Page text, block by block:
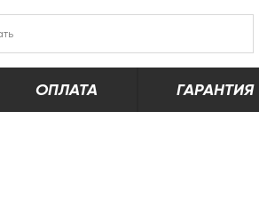
ОПЛАТА ГАРАНТИЯ